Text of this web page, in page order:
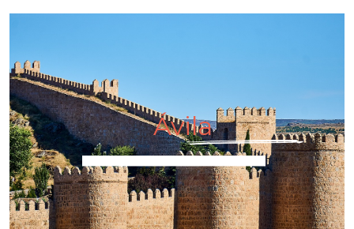
Tours y Traslados de todo tipo
Ávila